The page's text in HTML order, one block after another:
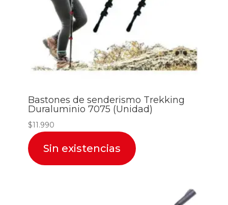
Bastones de senderismo Trekking
Duraluminio 7075 (Unidad)
$11.990
Sin existencias